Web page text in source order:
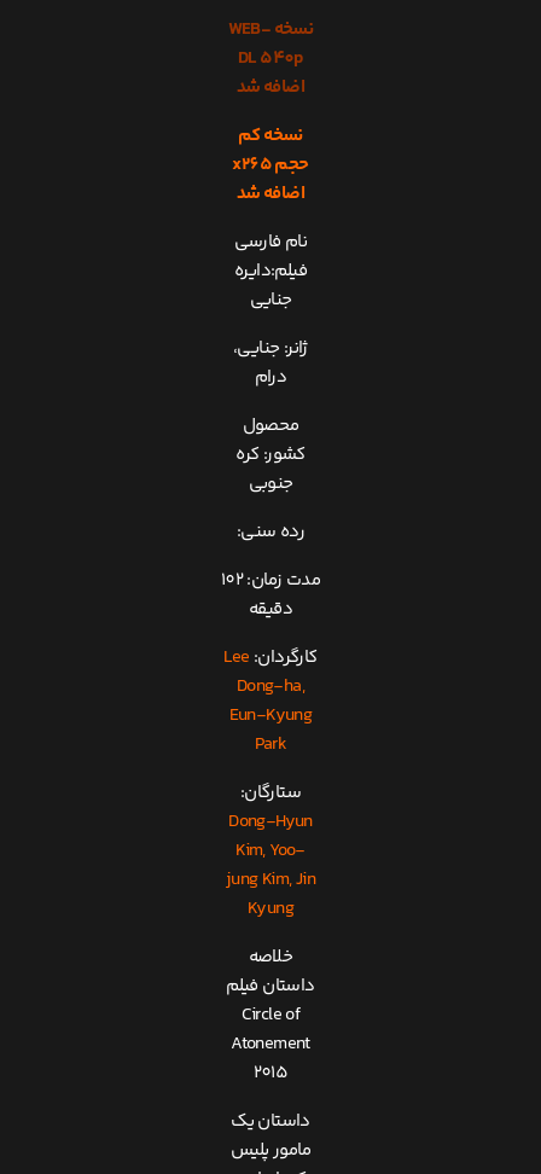
نسخه WEB-
DL 540p
اضافه شد
نسخه کم
حجم x265
اضافه شد
نام فارسی
فیلم:دایره
جنایی
ژانر: جنایی،
درام
محصول
کشور: کره
جنوبی
رده سنی:
مدت زمان: 102
دقیقه
کارگردان: Lee
Dong-ha,
Eun-Kyung
Park
ستارگان:
Dong-Hyun
Kim, Yoo-
jung Kim, Jin
Kyung
خلاصه
داستان فیلم
Circle of
Atonement
2015
داستان یک
مامور پلیس